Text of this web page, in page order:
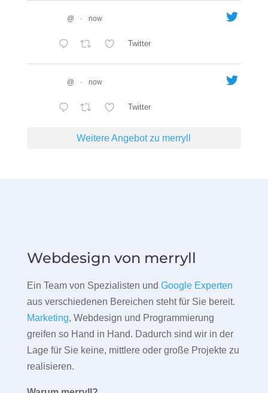
@ · now
Twitter
@ · now
Twitter
Weitere Angebot zu merryll
Webdesign von merryll
Ein Team von Spezialisten und Google Experten
aus verschiedenen Bereichen steht für Sie bereit.
Marketing, Webdesign und Programmierung
greifen so Hand in Hand. Dadurch sind wir in der
Lage für Sie keine, mittlere oder große Projekte zu
realisieren.